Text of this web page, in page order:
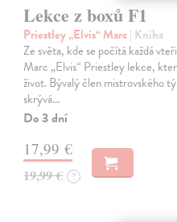
Lekce z boxů F1
Priestley „Elvis“ Marc| Kniha
Ze světa, kde se počítá každá
Marc „Elvis“ Priestley lekce,
život. Bývalý člen mistrovského
skrývá…
Do 3 dní
17,99 €
19,99 € ?